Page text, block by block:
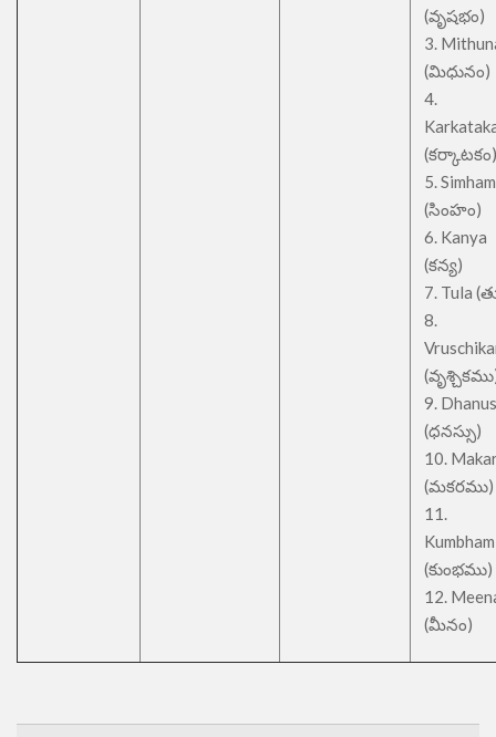
(వృషభం)
3.
(మిధునం)
4.
(కర్కాటకం)
5. Simham
(సింహం)
6. Kanya
(కన్య)
7. Tula
8.
9.
(ధనస్సు)
10.
(మకరము)
11.
Kumbham
(కుంభము)
12.
(మీనం)